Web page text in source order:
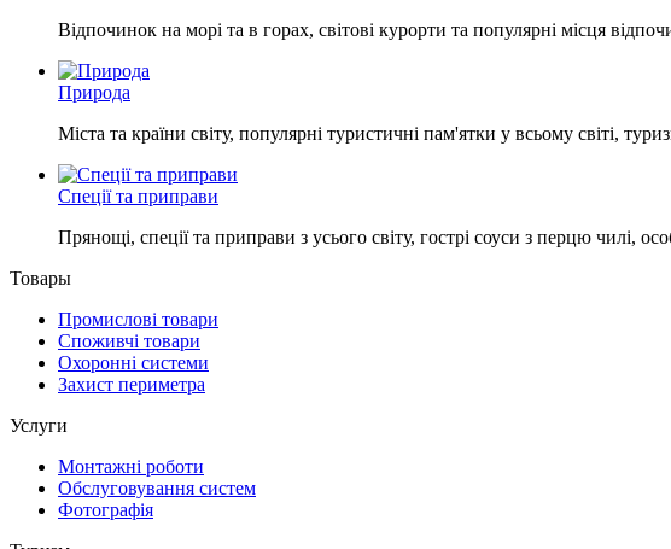
Відпочинок на морі та в горах, світові курорти та популярні місця
Природа
Міста та країни світу, популярні туристичні пам'ятки у всьому світі,
Спеції та приправи
Прянощі, спеції та приправи з усього світу, гострі соуси з перцю чилі,
Товары
Промислові товари
Споживчі товари
Охоронні системи
Захист периметра
Услуги
Монтажні роботи
Обслуговування систем
Фотографія